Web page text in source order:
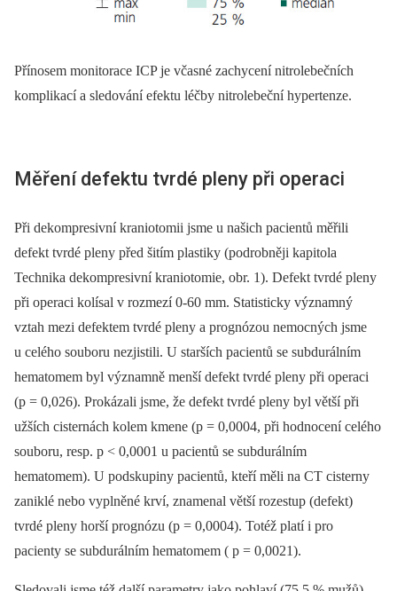
Přínosem monitorace ICP je včasné zachycení nitrolebečních
komplikací a sledování efektu léčby nitrolebeční hypertenze.
Měření defektu tvrdé pleny při operaci
Při dekompresivní kraniotomii jsme u našich pacientů měřili
defekt tvrdé pleny před šitím plastiky (podrobněji kapitola
Technika dekompresivní kraniotomie, obr. 1). Defekt tvrdé pleny
při operaci kolísal v rozmezí 0-60 mm. Statisticky významný
vztah mezi defektem tvrdé pleny a prognózou nemocných jsme
u celého souboru nezjistili. U starších pacientů se subdurálním
hematomem byl významně menší defekt tvrdé pleny při operaci
(p = 0,026). Prokázali jsme, že defekt tvrdé pleny byl větší při
užších cisternách kolem kmene (p = 0,0004, při hodnocení celého
souboru, resp. p < 0,0001 u pacientů se subdurálním
hematomem). U podskupiny pacientů, kteří měli na CT cisterny
zaniklé nebo vyplněné krví, znamenal větší rozestup (defekt)
tvrdé pleny horší prognózu (p = 0,0004). Totéž platí i pro
pacienty se subdurálním hematomem ( p = 0,0021).